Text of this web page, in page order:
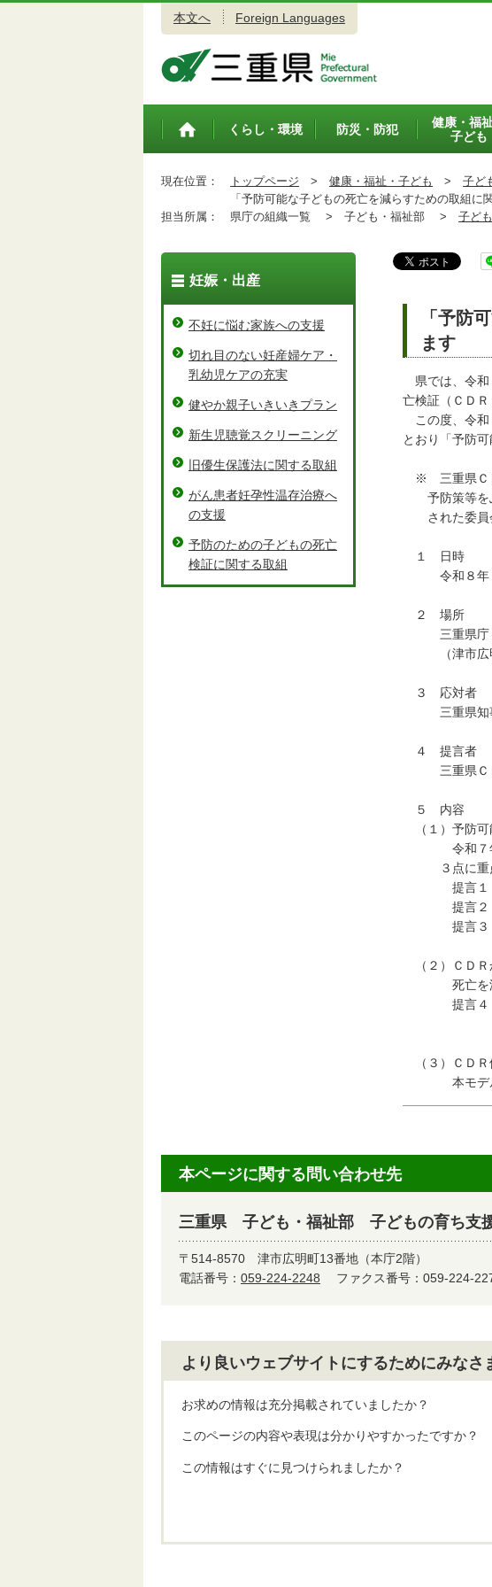
本文へ Foreign Languages
トップペ
くらし・環境 防災・防犯
健康・福
子ども
現在位置： トップページ > 健康・福祉・子ども > 子ど
「予防可能な子どもの死亡を減らすための取組に
担当所属：
県庁の組織一覧 > 子ども・福祉部 > 子ど
「予防
ます
県では、令和
亡検証（ＣＤ
この度、令和
とおり「予防
※ 三重県ＣＤ
予防策等をふ
された委員
１ 日時
令和８年３
２ 場所
三重県庁３
（津市広明
３ 応対者
三重県知事
４ 提言者
三重県ＣＤ
５ 内容
（１）予防可
令和７年度
３点に重点
提言１「乳
提言２「て
提言３「思
（２）ＣＤＲ
死亡を減ら
提言４「不
グリー
（３）ＣＤＲ
本モデル事
妊娠・出産
不妊に悩む家族への支援
切れ目のない妊産婦ケア・
乳幼児ケアの充実
健やか親子いきいきプラン
新生児聴覚スクリーニング
旧優生保護法に関する取組
がん患者妊孕性温存治療へ
の支援
予防のための子どもの死亡
検証に関する取組
本ページに関する問い合わせ先
三重県 子ども・福祉部 子どもの育ち支
〒514-8570 津市広明町13番地（本庁2階）
電話番号： 059-224-2248 ファクス番号：059-224-
より良いウェブサイトにするためにみな
お求めの情報は充分掲載されていましたか？
このページの内容や表現は分かりやすかったですか？
この情報はすぐに見つけられましたか？